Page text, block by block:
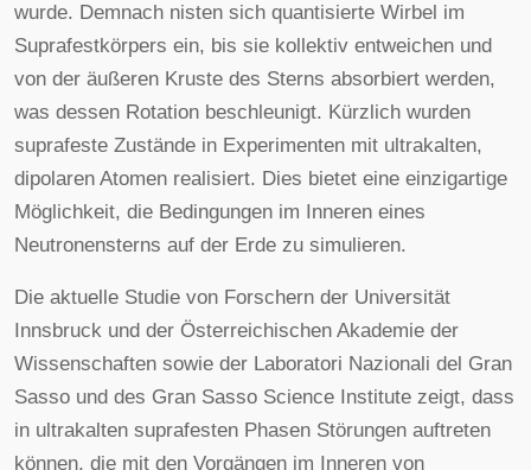
wurde. Demnach nisten sich quantisierte Wirbel im
Suprafestkörpers ein, bis sie kollektiv entweichen und
von der äußeren Kruste des Sterns absorbiert werden,
was dessen Rotation beschleunigt. Kürzlich wurden
suprafeste Zustände in Experimenten mit ultrakalten,
dipolaren Atomen realisiert. Dies bietet eine einzigartige
Möglichkeit, die Bedingungen im Inneren eines
Neutronensterns auf der Erde zu simulieren.
Die aktuelle Studie von Forschern der Universität
Innsbruck und der Österreichischen Akademie der
Wissenschaften sowie der Laboratori Nazionali del Gran
Sasso und des Gran Sasso Science Institute zeigt, dass
in ultrakalten suprafesten Phasen Störungen auftreten
können, die mit den Vorgängen im Inneren von